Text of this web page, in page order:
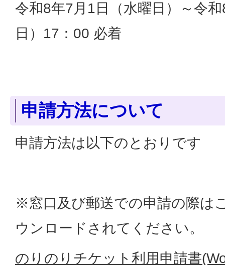
令和8年7月1日（水曜日）～令
日）17：00 必着
申請方法について
申請方法は以下のとおりです
※窓口及び郵送での申請の際は
ウンロードされてください。
のりのりチケット利用申請書